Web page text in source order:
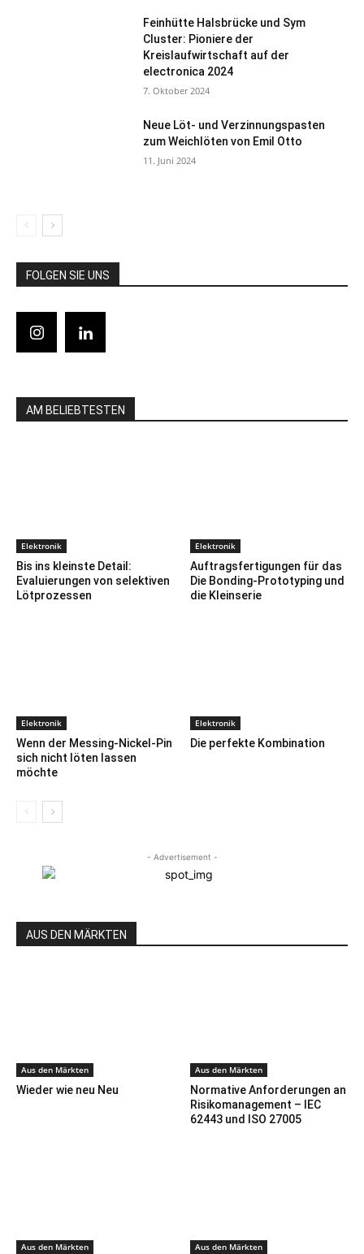
Feinhütte Halsbrücke und Sym
Cluster: Pioniere der
Kreislaufwirtschaft auf der
electronica 2024
7. Oktober 2024
Neue Löt- und Verzinnungspasten
zum Weichlöten von Emil Otto
11. Juni 2024
FOLGEN SIE UNS
AM BELIEBTESTEN
Elektronik
Bis ins kleinste Detail:
Evaluierungen von selektiven
Lötprozessen
Elektronik
Auftragsfertigungen für das
Die Bonding-Prototyping und
die Kleinserie
Elektronik
Wenn der Messing-Nickel-Pin
sich nicht löten lassen
möchte
Elektronik
Die perfekte Kombination
- Advertisement -
AUS DEN MÄRKTEN
Aus den Märkten
Wieder wie neu Neu
Aus den Märkten
Normative Anforderungen an
Risikomanagement – IEC
62443 und ISO 27005
Aus den Märkten Aus den Märkten